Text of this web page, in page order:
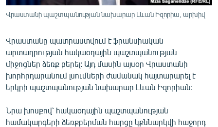
ՏՏ ԵՒ ԻՆՏԵՐՆԵՏ
ԱՐԽԻՎ
ՏԵՍԱՆՅՈՒԹԵՐ
ԲԱՆԱՎԵՃ
ՁԳՏԵԼՈՎ ԼԱՎԱԳՈՒՅՆԻՆ
ՓՈԴՔԱՍԹ
Վրաստանի պաշտպանության նախարար Լևան Իզորիա, արխիվ
Վրաստանը պատրաստվում է ֆրանսիական
արտադրության հակաօդային պաշտպանության
միջոցներ ձեռք բերել: Այդ մասին այսօր Վրաստանի
խորհրդարանում լսումների ժամանակ հայտարարել է
երկրի պաշտպանության նախարար Լևան Իզորիան:
Նրա խոսքով՝ հակաօդային պաշտպանության
համակարգերի ձեռքբերման հարցը կքննարկվի հաջորդ